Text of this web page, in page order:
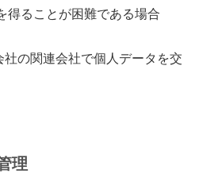
得ることが困難である場合
の関連会社で個人データを交
理